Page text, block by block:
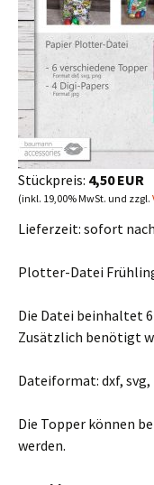
Stückpreis: 4,50 EUR
(inkl. 19,00% MwSt. und zzgl.
Lieferzeit: sofort
Plotter-Datei
Die Datei beinhaltet
Zusätzlich benötigt
Dateiformat: dxf, svg,
Die Topper können
werden.